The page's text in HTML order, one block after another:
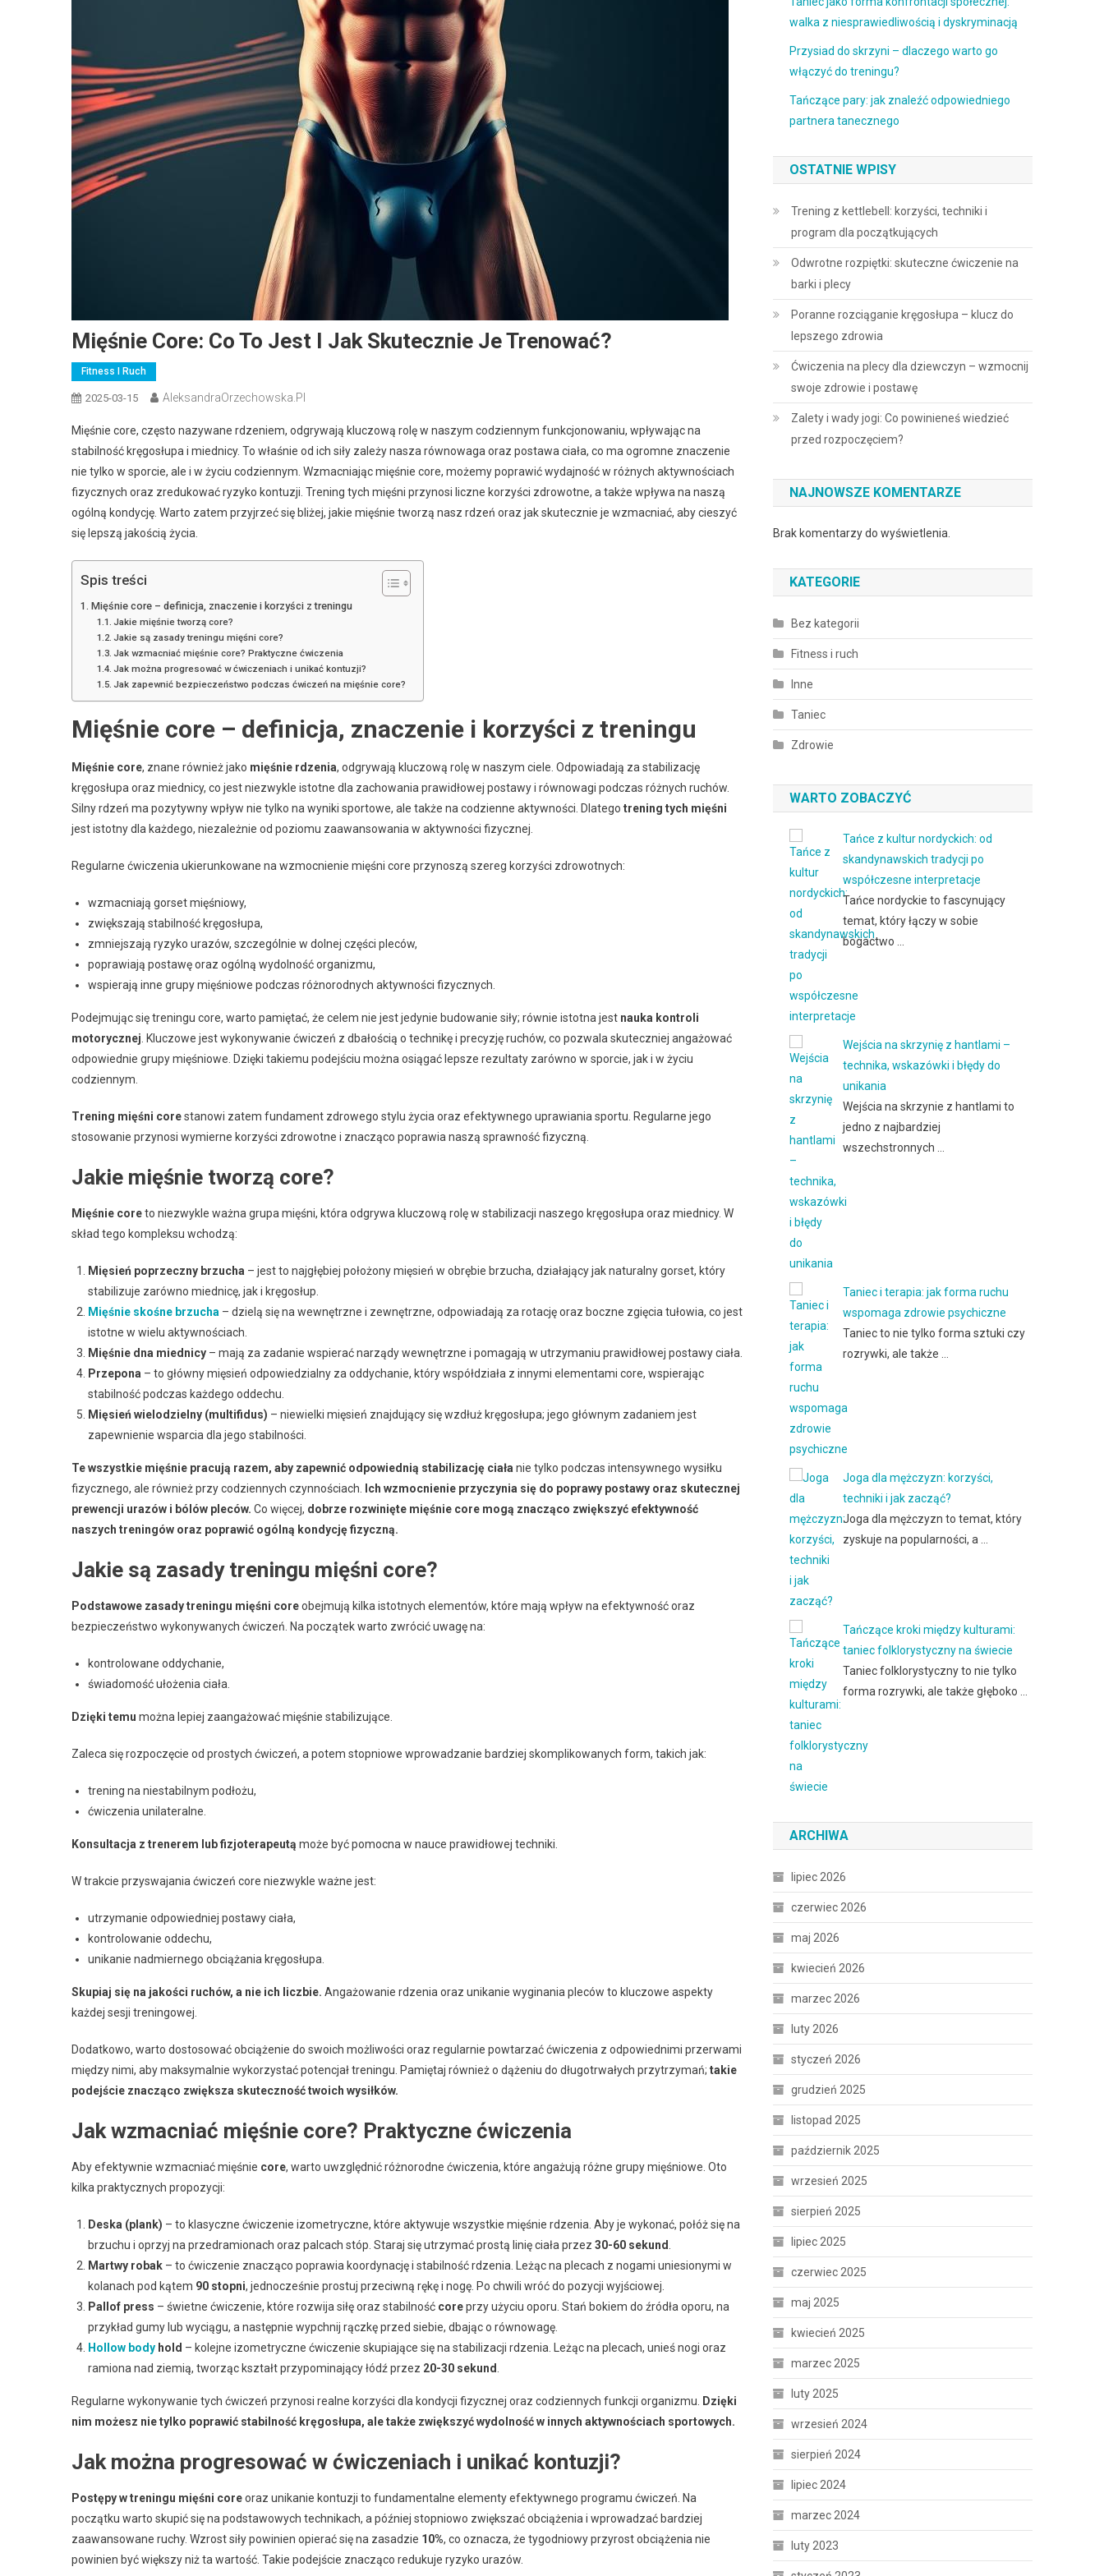
Mięśnie Core: Co To Jest I Jak Skutecznie Je Trenować?
Fitness I Ruch
2025-03-15 AleksandraOrzechowska.pl
Mięśnie core, często nazywane rdzeniem, odgrywają kluczową rolę w naszym codziennym funkcjonowaniu, wpływając na
stabilność kręgosłupa i miednicy. To właśnie od ich siły zależy nasza równowaga oraz postawa ciała, co ma ogromne znaczenie
nie tylko w sporcie, ale i w życiu codziennym. Wzmacniając mięśnie core, możemy poprawić wydajność w różnych aktywnościach
fizycznych oraz zredukować ryzyko kontuzji. Trening tych mięśni przynosi liczne korzyści zdrowotne, a także wpływa na naszą
ogólną kondycję. Warto zatem przyjrzeć się bliżej, jakie mięśnie tworzą nasz rdzeń oraz jak skutecznie je wzmacniać, aby cieszyć
się lepszą jakością życia.
Spis treści
Mięśnie core – definicja, znaczenie i korzyści z treningu
Jakie mięśnie tworzą core?
Jakie są zasady treningu mięśni core?
Jak wzmacniać mięśnie core? Praktyczne ćwiczenia
Jak można progresować w ćwiczeniach i unikać kontuzji?
Jak zapewnić bezpieczeństwo podczas ćwiczeń na mięśnie core?
Mięśnie core – definicja, znaczenie i korzyści z treningu
Mięśnie core, znane również jako mięśnie rdzenia, odgrywają kluczową rolę w naszym ciele. Odpowiadają za stabilizację
kręgosłupa oraz miednicy, co jest niezwykle istotne dla zachowania prawidłowej postawy i równowagi podczas różnych ruchów.
Silny rdzeń ma pozytywny wpływ nie tylko na wyniki sportowe, ale także na codzienne aktywności. Dlatego trening tych mięśni
jest istotny dla każdego, niezależnie od poziomu zaawansowania w aktywności fizycznej.
Regularne ćwiczenia ukierunkowane na wzmocnienie mięśni core przynoszą szereg korzyści zdrowotnych:
wzmacniają gorset mięśniowy,
zwiększają stabilność kręgosłupa,
zmniejszają ryzyko urazów, szczególnie w dolnej części pleców,
poprawiają postawę oraz ogólną wydolność organizmu,
wspierają inne grupy mięśniowe podczas różnorodnych aktywności fizycznych.
Podejmując się treningu core, warto pamiętać, że celem nie jest jedynie budowanie siły; równie istotna jest nauka kontroli
motorycznej . Kluczowe jest wykonywanie ćwiczeń z dbałością o technikę i precyzję ruchów, co pozwala skuteczniej angażować
odpowiednie grupy mięśniowe. Dzięki takiemu podejściu można osiągać lepsze rezultaty zarówno w sporcie, jak i w życiu
codziennym.
Trening mięśni corestanowi zatem fundament zdrowego stylu życia oraz efektywnego uprawiania sportu. Regularne jego
stosowanie przynosi wymierne korzyści zdrowotne i znacząco poprawia naszą sprawność fizyczną.
Jakie mięśnie tworzą core?
Mięśnie coreto niezwykle ważna grupa mięśni, która odgrywa kluczową rolę w stabilizacji naszego kręgosłupa oraz miednicy. W
skład tego kompleksu wchodzą:
Mięsień poprzeczny brzucha – jest to najgłębiej położony mięsień w obrębie brzucha, działający jak naturalny gorset, który
stabilizuje zarówno miednicę, jak i kręgosłup.
Mięśnie skośne brzucha – dzielą się na wewnętrzne i zewnętrzne, odpowiadają za rotację oraz boczne zgięcia tułowia, co jest
istotne w wielu aktywnościach.
Mięśnie dna miednicy – mają za zadanie wspierać narządy wewnętrzne i pomagają w utrzymaniu prawidłowej postawy ciała.
Przepona – to główny mięsień odpowiedzialny za oddychanie, który współdziała z innymi elementami core, wspierając
stabilność podczas każdego oddechu.
Mięsień wielodzielny (multifidus) – niewielki mięsień znajdujący się wzdłuż kręgosłupa; jego głównym zadaniem jest
zapewnienie wsparcia dla jego stabilności.
Te wszystkie mięśnie pracują razem, aby zapewnić odpowiednią stabilizację ciała nie tylko podczas intensywnego wysiłku
fizycznego, ale również przy codziennych czynnościach.
Ich wzmocnienie przyczynia się do poprawy postawy oraz skutecznej
prewencji urazów i bólów pleców. Co więcej, dobrze rozwinięte mięśnie core mogą znacząco zwiększyć efektywność
naszych treningów oraz poprawić ogólną kondycję fizyczną.
Jakie są zasady treningu mięśni core?
Podstawowe zasady treningu mięśni coreobejmują kilka istotnych elementów, które mają wpływ na efektywność oraz
bezpieczeństwo wykonywanych ćwiczeń. Na początek warto zwrócić uwagę na:
kontrolowane oddychanie,
świadomość ułożenia ciała.
Dzięki temu można lepiej zaangażować mięśnie stabilizujące.
Zaleca się rozpoczęcie od prostych ćwiczeń, a potem stopniowe wprowadzanie bardziej skomplikowanych form, takich jak:
trening na niestabilnym podłożu,
ćwiczenia unilateralne.
Konsultacja z trenerem lub fizjoterapeutą może być pomocna w nauce prawidłowej techniki.
W trakcie przyswajania ćwiczeń core niezwykle ważne jest:
utrzymanie odpowiedniej postawy ciała,
kontrolowanie oddechu,
unikanie nadmiernego obciążania kręgosłupa.
Skupiaj się na jakości ruchów, a nie ich liczbie. Angażowanie rdzenia oraz unikanie wyginania pleców to kluczowe aspekty
każdej sesji treningowej.
Dodatkowo, warto dostosować obciążenie do swoich możliwości oraz regularnie powtarzać ćwiczenia z odpowiednimi przerwami
między nimi, aby maksymalnie wykorzystać potencjał treningu. Pamiętaj również o dążeniu do długotrwałych przytrzymań; takie
podejście znacząco zwiększa skuteczność twoich wysiłków.
Jak wzmacniać mięśnie core? Praktyczne ćwiczenia
Aby efektywnie wzmacniać mięśnie core, warto uwzględnić różnorodne ćwiczenia, które angażują różne grupy mięśniowe. Oto
kilka praktycznych propozycji:
Deska (plank) – to klasyczne ćwiczenie izometryczne, które aktywuje wszystkie mięśnie rdzenia. Aby je wykonać, połóż się na
brzuchu i oprzyj na przedramionach oraz palcach stóp. Staraj się utrzymać prostą linię ciała przez 30-60 sekund
Martwy robak – to ćwiczenie znacząco poprawia koordynację i stabilność rdzenia. Leżąc na plecach z nogami uniesionymi w
kolanach pod kątem 90 stopni, jednocześnie prostuj przeciwną rękę i nogę. Po chwili wróć do pozycji wyjściowej.
Pallof press – świetne ćwiczenie, które rozwija siłę oraz stabilność coreprzy użyciu oporu. Stań bokiem do źródła oporu, na
przykład gumy lub wyciągu, a następnie wypchnij rączkę przed siebie, dbając o równowagę.
Hollow body hold – kolejne izometryczne ćwiczenie skupiające się na stabilizacji rdzenia. Leżąc na plecach, unieś nogi oraz
ramiona nad ziemią, tworząc kształt przypominający łódź przez 20-30 sekund
Regularne wykonywanie tych ćwiczeń przynosi realne korzyści dla kondycji fizycznej oraz codziennych funkcji organizmu.
Dzięki
nim możesz nie tylko poprawić stabilność kręgosłupa, ale także zwiększyć wydolność w innych aktywnościach sportowych.
Jak można progresować w ćwiczeniach i unikać kontuzji?
Postępy w treningu mięśni coreoraz unikanie kontuzji to fundamentalne elementy efektywnego programu ćwiczeń. Na
początku warto skupić się na podstawowych technikach, a później stopniowo zwiększać obciążenia i wprowadzać bardziej
zaawansowane ruchy. Wzrost siły powinien opierać się na zasadzie 10%, co oznacza, że tygodniowy przyrost obciążenia nie
powinien być większy niż ta wartość. Takie podejście znacząco redukuje ryzyko urazów.
walka z niesprawiedliwością i dyskryminacją
Przysiad do skrzyni – dlaczego warto go
włączyć do treningu?
Tańczące pary: jak znaleźć odpowiedniego
partnera tanecznego
OSTATNIE WPISY
Trening z kettlebell: korzyści, techniki i
program dla początkujących
Odwrotne rozpiętki: skuteczne ćwiczenie na
barki i plecy
Poranne rozciąganie kręgosłupa – klucz do
lepszego zdrowia
Ćwiczenia na plecy dla dziewczyn – wzmocnij
swoje zdrowie i postawę
Zalety i wady jogi: Co powinieneś wiedzieć
przed rozpoczęciem?
NAJNOWSZE KOMENTARZE
Brak komentarzy do wyświetlenia.
KATEGORIE
Bez kategorii
Fitness i ruch
Inne
Taniec
Zdrowie
WARTO ZOBACZYĆ
Tańce z kultur nordyckich: od
skandynawskich tradycji po
współczesne interpretacje
Tańce nordyckie to fascynujący
temat, który łączy w sobie
bogactwo …
Wejścia na skrzynię z hantlami –
technika, wskazówki i błędy do
unikania
Wejścia na skrzynie z hantlami to
jedno z najbardziej
wszechstronnych …
Taniec i terapia: jak forma ruchu
wspomaga zdrowie psychiczne
Taniec to nie tylko forma sztuki czy
rozrywki, ale także …
Joga dla mężczyzn: korzyści,
techniki i jak zacząć?
Joga dla mężczyzn to temat, który
zyskuje na popularności, a …
Tańczące kroki między kulturami:
taniec folklorystyczny na świecie
Taniec folklorystyczny to nie tylko
forma rozrywki, ale także głęboko …
ARCHIWA
lipiec 2026
czerwiec 2026
maj 2026
kwiecień 2026
marzec 2026
luty 2026
styczeń 2026
grudzień 2025
listopad 2025
październik 2025
wrzesień 2025
sierpień 2025
lipiec 2025
czerwiec 2025
maj 2025
kwiecień 2025
marzec 2025
luty 2025
wrzesień 2024
sierpień 2024
lipiec 2024
marzec 2024
luty 2023